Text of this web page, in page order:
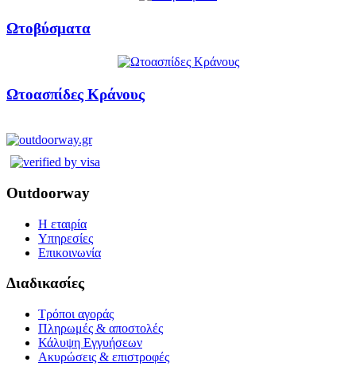
Ωτοβύσματα
Ωτοασπίδες Κράνους
Outdoorway
Η εταιρία
Υπηρεσίες
Επικοινωνία
Διαδικασίες
Τρόποι αγοράς
Πληρωμές & αποστολές
Κάλυψη Εγγυήσεων
Ακυρώσεις & επιστροφές